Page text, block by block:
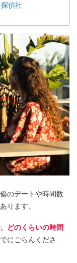
偵社
のデートや時間数
ります。
どのくらいの時間
にごらんくださ